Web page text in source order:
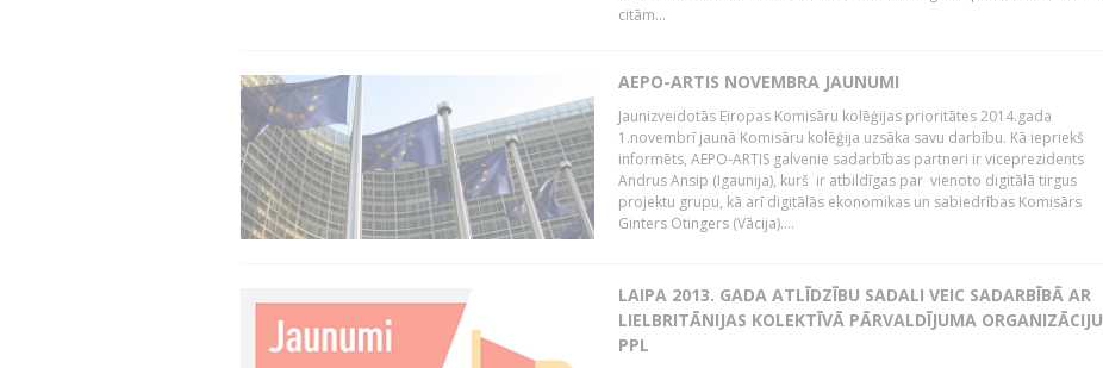
citām...
AEPO-ARTIS NOVEMBRA JAUNUMI
Jaunizveidotās Eiropas Komisāru kolēģijas prioritātes 2014.gada
1.novembrī jaunā Komisāru kolēģija uzsāka savu darbību. Kā iepriekš
informēts, AEPO-ARTIS galvenie sadarbības partneri ir viceprezidents
Andrus Ansip (Igaunija), kurš ir atbildīgas par vienoto digitālā tirgus
projektu grupu, kā arī digitālās ekonomikas un sabiedrības Komisārs
Ginters Otingers (Vācija)....
LAIPA 2013. GADA ATLĪDZĪBU SADALI VEIC SADARBĪBĀ AR
LIELBRITĀNIJAS KOLEKTĪVĀ PĀRVALDĪJUMA ORGANIZĀCIJU
PPL